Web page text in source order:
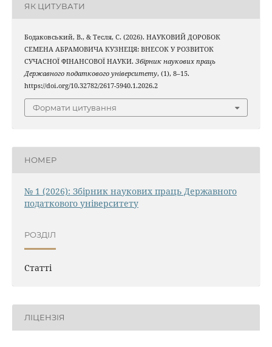
ЯК ЦИТУВАТИ
Бодаковський, В., & Тесля, С. (2026). НАУКОВИЙ ДОРОБОК
СЕМЕНА АБРАМОВИЧА КУЗНЕЦЯ: ВНЕСОК У РОЗВИТОК
СУЧАСНОЇ ФІНАНСОВОЇ НАУКИ. Збірник наукових праць
Державного податкового університету, (1), 8–15.
https://doi.org/10.32782/2617-5940.1.2026.2
Формати цитування
НОМЕР
№ 1 (2026): Збірник наукових праць Державного
податкового університету
РОЗДІЛ
Статті
ЛІЦЕНЗІЯ